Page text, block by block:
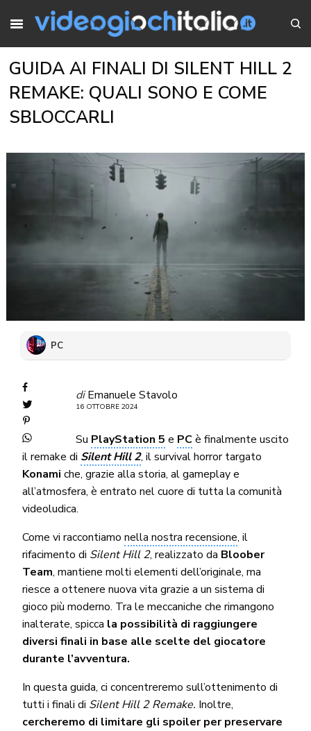
GUIDA AI FINALI DI SILENT HILL 2
REMAKE: QUALI SONO E COME
SBLOCCARLI
PC
di Emanuele Stavolo
16 OTTOBRE 2024
Su PlayStation 5 e PCè finalmente uscito
il remake di Silent Hill 2, il survival horror targato
Konami che, grazie alla storia, al gameplay e
all’atmosfera, è entrato nel cuore di tutta la comunità
videoludica.
Come vi raccontiamonella nostra recensione, il
rifacimento di Silent Hill 2, realizzato da Bloober
Team, mantiene molti elementi dell’originale, ma
riesce a ottenere nuova vita grazie a un sistema di
gioco più moderno. Tra le meccaniche che rimangono
inalterate, spicca la possibilità di raggiungere
diversi finali in base alle scelte del giocatore
durante l’avventura.
In questa guida, ci concentreremo sull’ottenimento di
tutti i finali di Silent Hill 2 Remake. Inoltre,
cercheremo di limitare gli spoiler per preservare